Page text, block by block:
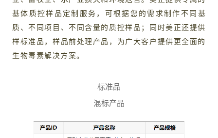
基体质控样品定制服务，可根据您的需求制作不同基
质、不同项目、不同含量的质控样品；同时美正还提供
样标准品，样品前处理产品，为广大客户提供更全面的
生物毒素解决方案。
标准品
混标产品